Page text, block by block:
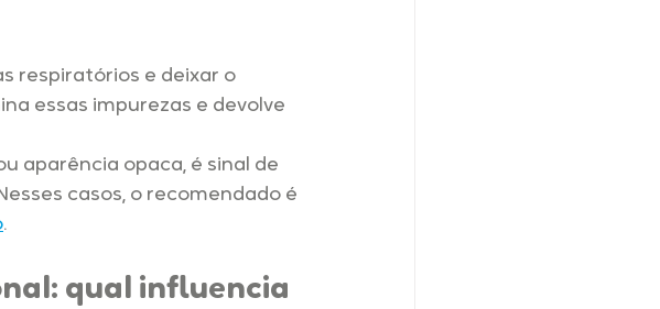
respiratórios e deixar o
essas impurezas e devolve
aparência opaca, é sinal de
casos, o recomendado é
.
qual influencia